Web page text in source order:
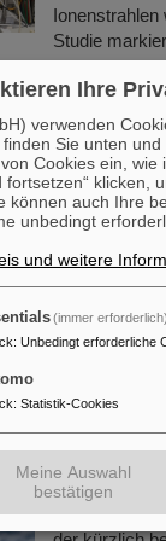
Ionenstrahlen
Studie
GSI/
Anlässlich
GSI- und
Sichtbarkeit
Beschäftigten
Buch
Der neue
Ihre
verwenden
Sie unten und
Cookies ein, wie
fortsetzen“ klicken,
können auch Ihre
unbedingt
und weitere
(immer erforderlich)
: Unbedingt erforderliche
: Statistik-Cookies
Meine Auswahl
bestätigen